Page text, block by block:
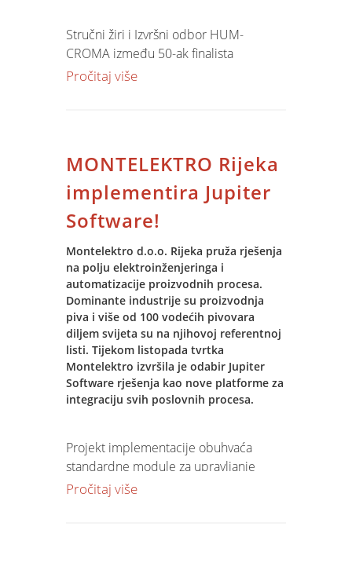
praćenja izvođenja, kontrolnih točaka
(milestones) i rješavanja nesukladnosti.
Stručni žiri i Izvršni odbor HUM-
CROMA između 50-ak finalista
ovogodišnjeg javnog natječaja za
poslovnih rezultata i cjelinu
profesionalnih biografija svih kandidata,
donijeli su odluku da se u kategoriji
poduzeća do 50 zaposlenih, uruči
Ivanu Matejašiću, direktoru i suosnivaču
tvrtke Spin-a.
Opširnije:
HUM CROMA
Poslovni.hr
Lider Press foto galerija!
HRT
REP.HR
Limun.hr
Progressive.com
Pročitaj više
MONTELEKTRO Rijeka
implementira Jupiter
Software!
Montelektro d.o.o. Rijeka pruža rješenja
na polju elektroinženjeringa i
automatizacije proizvodnih procesa.
Dominante industrije su proizvodnja
piva i više od 100 vodećih pivovara
diljem svijeta su na njihovoj referentnoj
listi. Tijekom listopada tvrtka
Montelektro izvršila je odabir Jupiter
Software rješenja kao nove platforme za
integraciju svih poslovnih procesa.
Projekt implementacije obuhvaća
standardne module za upravljanje
tvrtkom – BI, ERP, CRM i WHM, kao i
Pročitaj više